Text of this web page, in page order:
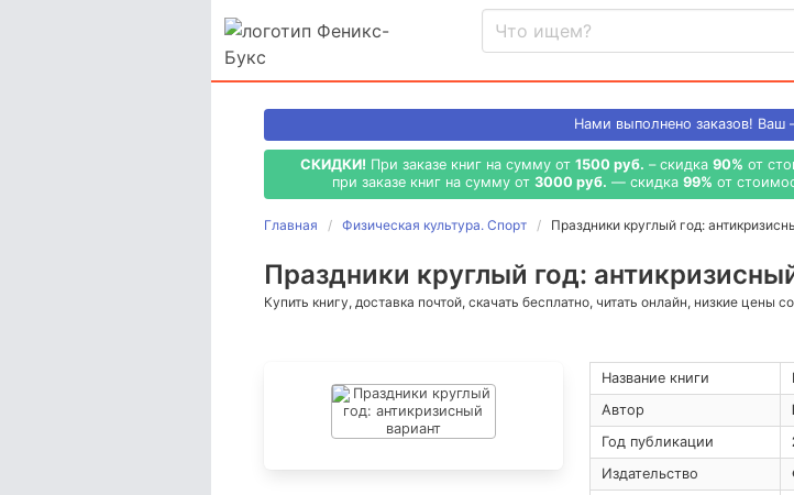
Нами выполнено заказов! Ваш
СКИДКИ! При заказе книг на сумму от 1500 руб. – скидка 90% от
при заказе книг на сумму от 3000 руб. — скидка 99% от
Главная Физическая культура. Спорт Праздники круглый год:
Праздники круглый год:
Купить книгу, доставка почтой, скачать бесплатно, читать онлайн, низкие цены
Название книги
Автор
Год публикации
Издательство